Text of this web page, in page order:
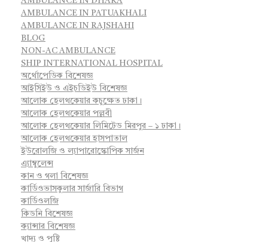
AMBULANCE IN PATUAKHALI
AMBULANCE IN RAJSHAHI
BLOG
NON-AC AMBULANCE
SHIP INTERNATIONAL HOSPITAL
অর্থোপেডিক বিশেষজ্ঞ
আইসিইউ ও এইচডিইউ বিশেষজ্ঞ
আলোক হেলথকেয়ার কচুক্ষেত ঢাকা।
আলোক হেলথকেয়ার পল্লবী
আলোক হেলথকেয়ার লিমিটেড মিরপুর – ১ ঢাকা।
আলোক হেলথকেয়ার হাসপাতাল
ইউরোলজি ও ল্যাপারোস্কোপিক সার্জন
এ্যাম্বুলেন্স
কান ও গলা বিশেষজ্ঞ
কার্ডিওভাসকুলার সার্জারি বিভাগ
কার্ডিওলজি
কিডনি বিশেষজ্ঞ
ক্যান্সার বিশেষজ্ঞ
খাদ্য ও পুষ্টি